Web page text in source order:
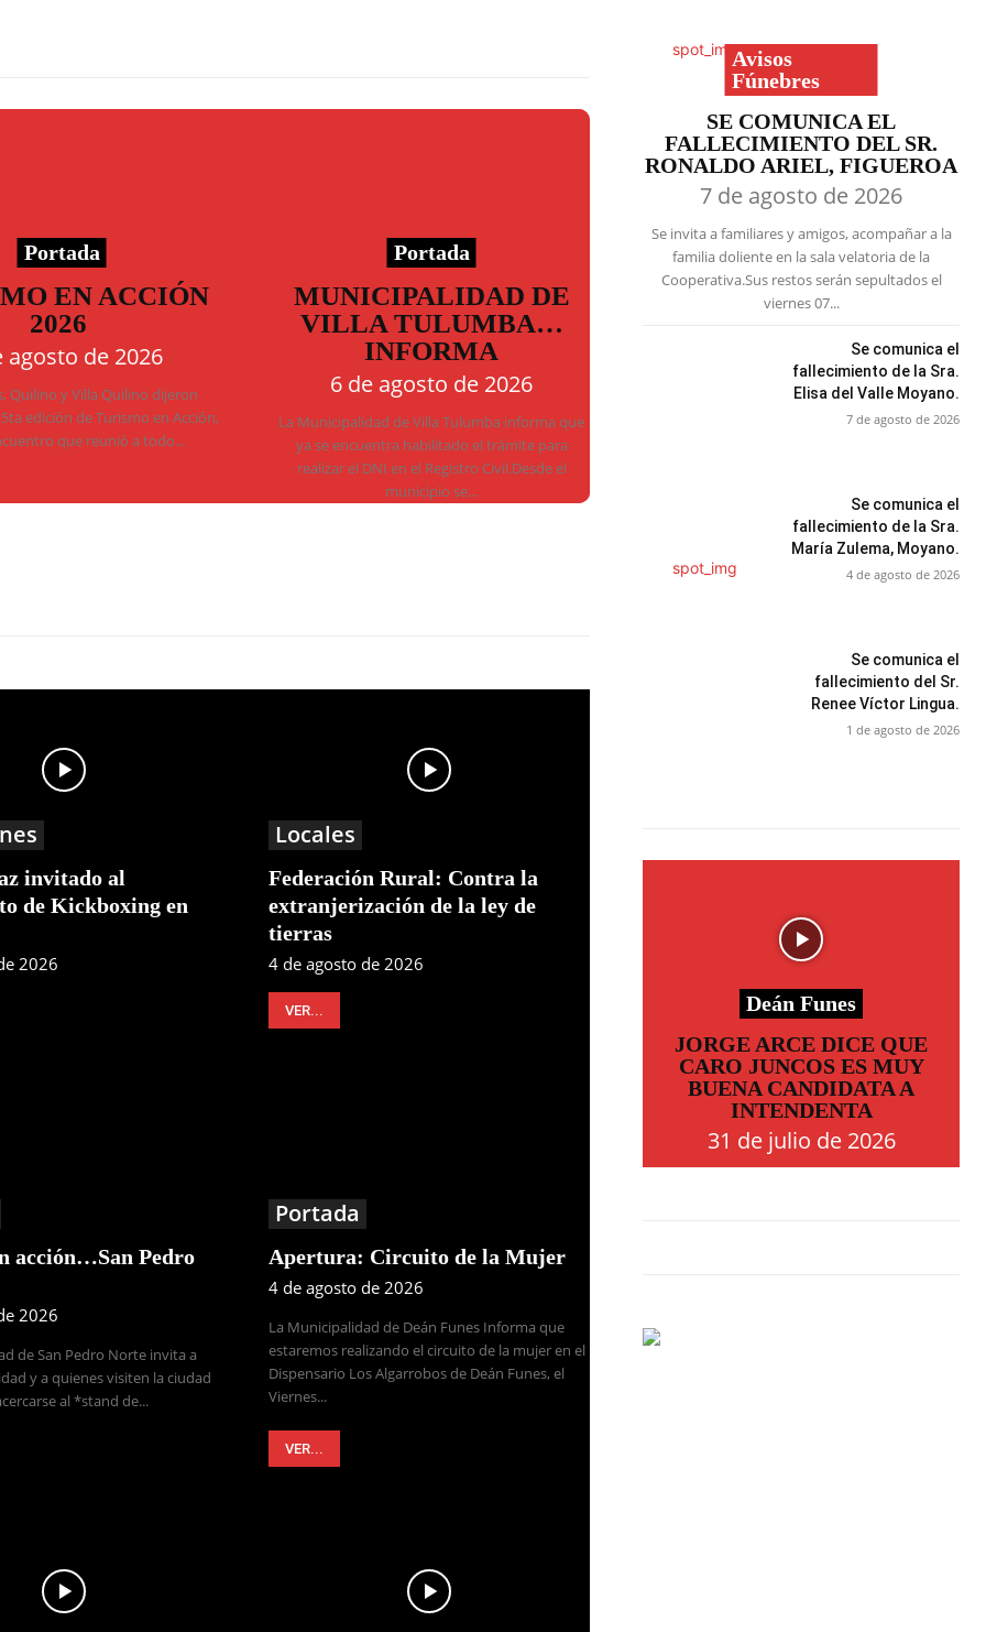
Portada
EN ACCIÓN
2026
agosto de 2026
Quilino y Villa Quilino dijeron
edición de Turismo en Acción,
que reunió a todo...
Portada
MUNICIPALIDAD DE
VILLA TULUMBA…
INFORMA
6 de agosto de 2026
La Municipalidad de Villa Tulumba informa que
ya se encuentra habilitado el trámite para
realizar el DNI en el Registro Civil.Desde el
municipio se...
invitado al
de Kickboxing en
2026
Locales
Federación Rural: Contra la
extranjerización de la ley de
tierras
4 de agosto de 2026
VER...
acción…San Pedro
2026
de San Pedro Norte invita a
y a quienes visiten la ciudad
al *stand de...
Portada
Apertura: Circuito de la Mujer
4 de agosto de 2026
La Municipalidad de Deán Funes Informa que
estaremos realizando el circuito de la mujer en el
Dispensario Los Algarrobos de Deán Funes, el
Viernes...
VER...
Avisos
Fúnebres
SE COMUNICA EL
FALLECIMIENTO DEL SR.
RONALDO ARIEL, FIGUEROA
7 de agosto de 2026
Se invita a familiares y amigos, acompañar a la
familia doliente en la sala velatoria de la
Cooperativa.Sus restos serán sepultados el
viernes 07...
Se comunica el
fallecimiento de la Sra.
Elisa del Valle Moyano.
7 de agosto de 2026
Se comunica el
fallecimiento de la Sra.
María Zulema, Moyano.
4 de agosto de 2026
Se comunica el
fallecimiento del Sr.
Renee Víctor Lingua.
1 de agosto de 2026
Deán Funes
JORGE ARCE DICE QUE
CARO JUNCOS ES MUY
BUENA CANDIDATA A
INTENDENTA
31 de julio de 2026